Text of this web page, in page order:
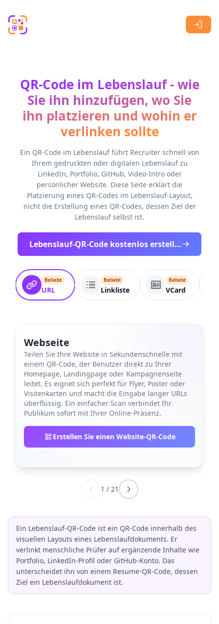
QR-Code im Lebenslauf - wie
Sie ihn hinzufügen, wo Sie
ihn platzieren und wohin er
verlinken sollte
Ein QR-Code im Lebenslauf führt Recruiter schnell von
Ihrem gedruckten oder digitalen Lebenslauf zu
LinkedIn, Portfolio, GitHub, Video-Intro oder
persönlicher Website. Diese Seite erklärt die
Platzierung eines QR-Codes im Lebenslauf-Layout,
nicht die Erstellung eines QR-Codes, dessen Ziel der
Lebenslauf selbst ist.
Lebenslauf-QR-Code kostenlos erstellen
Beliebt
URL
Beliebt
Linkliste
Beliebt
VCard
Webseite
Teilen Sie Ihre Website in Sekundenschnelle mit
einem QR-Code, der Benutzer direkt zu Ihrer
Homepage, Landingpage oder Kampagnenseite
leitet. Es eignet sich perfekt für Flyer, Poster oder
Visitenkarten und macht die Eingabe langer URLs
überflüssig. Ein einfacher Scan verbindet Ihr
Publikum sofort mit Ihrer Online-Präsenz.
Erstellen Sie einen Website-QR-Code
1 / 21
Ein Lebenslauf-QR-Code ist ein QR-Code innerhalb des
visuellen Layouts eines Lebenslaufdokuments. Er
verlinkt menschliche Prüfer auf ergänzende Inhalte wie
Portfolio, LinkedIn-Profil oder GitHub-Konto. Das
unterscheidet ihn von einem Resume-QR-Code, dessen
Ziel ein Lebenslaufdokument ist.